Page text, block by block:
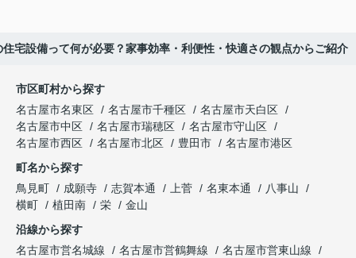
宅設備って何が必要？家事効率・利便性・快適さの観点からご紹介
市区町村から探す
名古屋市名東区
名古屋市千種区
名古屋市天白区
名古屋市中区
名古屋市瑞穂区
名古屋市守山区
名古屋市西区
名古屋市北区 豊田市
名古屋市港区
町名から探す
鳥見町
成願寺 志賀本通 上菅 名東本通
八事山
横町
植田南 栄
金山
沿線から探す
名古屋市営名城線
名古屋市営鶴舞線
名古屋市営東山線